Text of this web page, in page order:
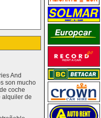
And
son mucho
coche
alquiler de